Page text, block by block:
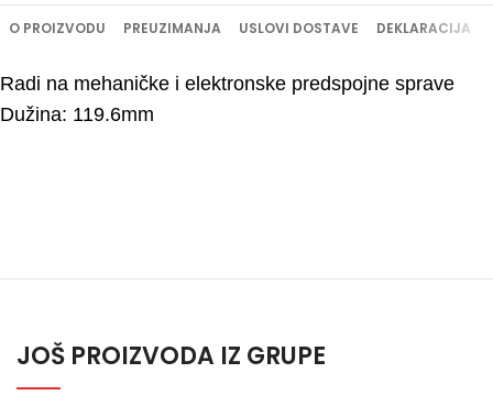
O PROIZVODU PREUZIMANJA USLOVI DOSTAVE DEKLARACIJA
Radi na mehaničke i elektronske predspojne sprave
Dužina: 119.6mm
JOŠ PROIZVODA IZ GRUPE